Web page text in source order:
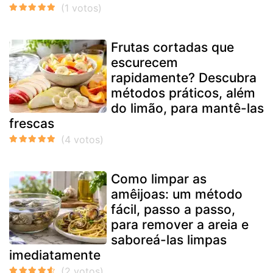
Frutas cortadas que
escurecem
rapidamente? Descubra
métodos práticos, além
do limão, para mantê-las
frescas
Como limpar as
amêijoas: um método
fácil, passo a passo,
para remover a areia e
saboreá-las limpas
imediatamente